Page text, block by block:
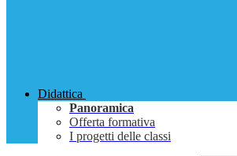
Didattica
Panoramica
Offerta formativa
I progetti delle classi